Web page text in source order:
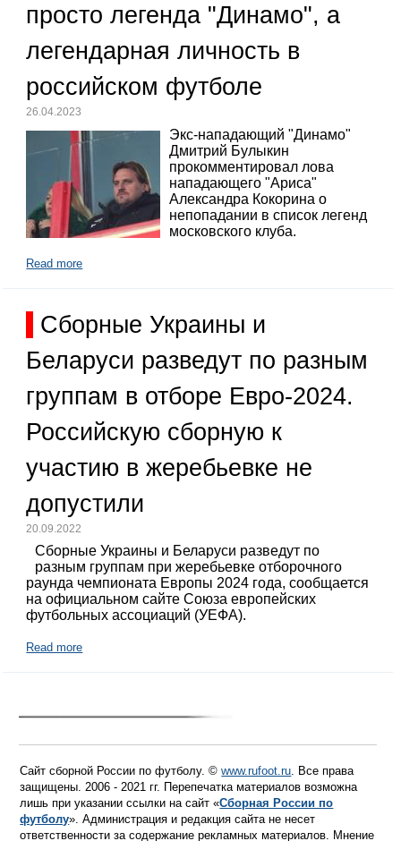
просто легенда "Динамо", а
легендарная личность в
российском футболе
26.04.2023
Экс-нападающий "Динамо"
Дмитрий Булыкин
прокомментировал лова
нападающего "Ариса"
Александра Кокорина о
непопадании в список легенд
московского клуба.
Read more
Сборные Украины и
Беларуси разведут по разным
группам в отборе Евро-2024.
Российскую сборную к
участию в жеребьевке не
допустили
20.09.2022
Сборные Украины и Беларуси разведут по
разным группам при жеребьевке отборочного
раунда чемпионата Европы 2024 года, сообщается
на официальном сайте Союза европейских
футбольных ассоциаций (УЕФА).
Read more
Сайт сборной России по футболу. ©www.rufoot.ru. Все права
защищены. 2006 - 2021 гг. Перепечатка материалов возможна
лишь при указании ссылки на сайт «Сборная России по
футболу». Администрация и редакция сайта не несет
ответственности за содержание рекламных материалов. Мнение